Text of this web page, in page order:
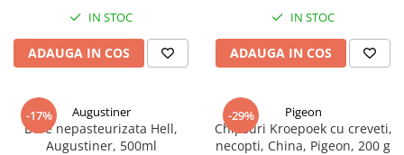
IN STOC
ADAUGA IN COS
IN STOC
ADAUGA IN COS
-17% Augustiner
Bere nepasteurizata Hell,
Augustiner, 500ml
-29% Pigeon
Chipsuri Kroepoek cu creveti,
necopti, China, Pigeon, 200 g